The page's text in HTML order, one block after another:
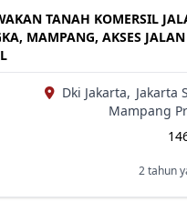
TANAH KOMERSIL
MAMPANG, AKSES
Dki Jakarta, Jakarta
Mampang
2 tahun